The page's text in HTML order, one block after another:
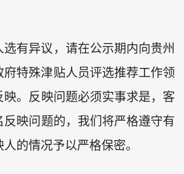
选有异议，请在公示期内向贵州
府特殊津贴人员评选推荐工作领
映。反映问题必须实事求是，客
反映问题的，我们将严格遵守有
的情况予以严格保密。